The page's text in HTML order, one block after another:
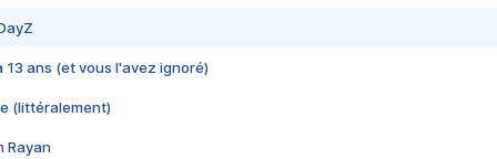
13 ans (et vous l'avez ignoré)
(littéralement)
Rayan